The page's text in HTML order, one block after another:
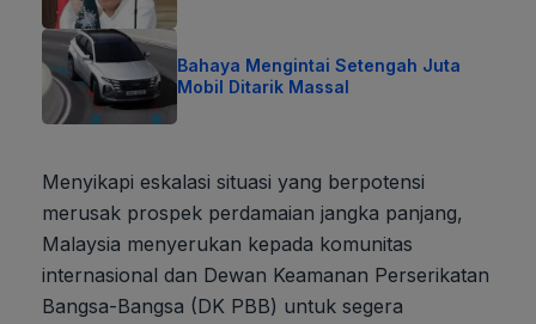
Bahaya Mengintai Setengah Juta
Mobil Ditarik Massal
Menyikapi eskalasi situasi yang berpotensi
merusak prospek perdamaian jangka panjang,
Malaysia menyerukan kepada komunitas
internasional dan Dewan Keamanan Perserikatan
Bangsa-Bangsa (DK PBB) untuk segera